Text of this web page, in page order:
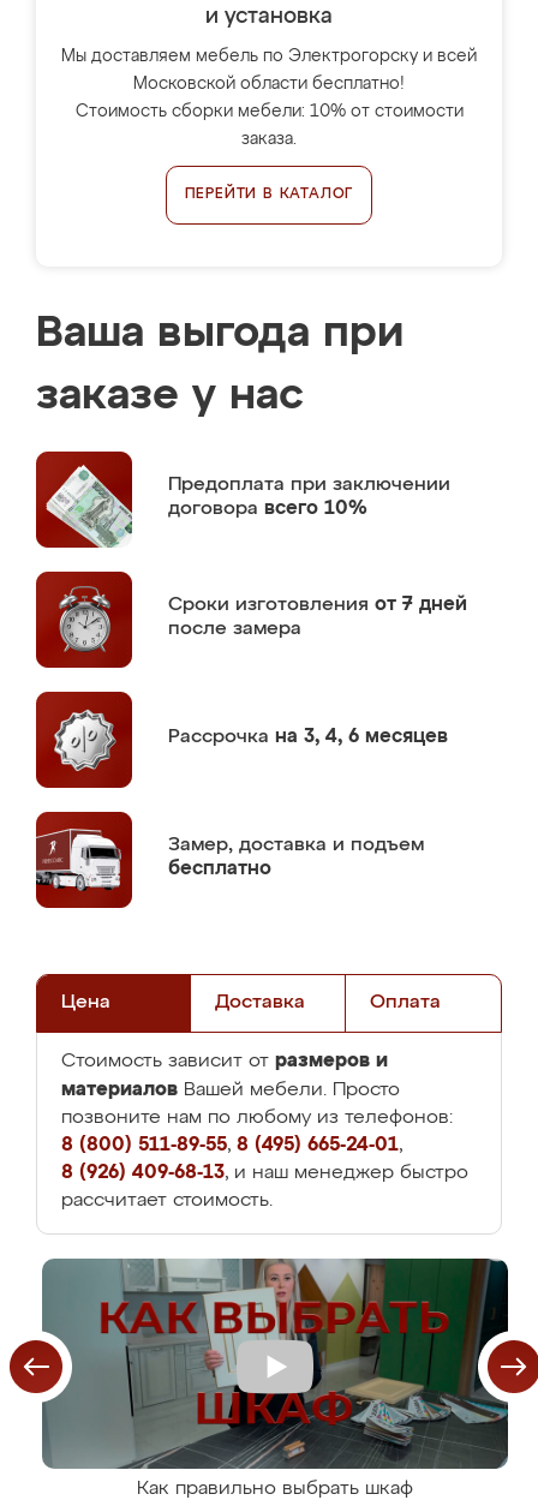
и установка
Мы доставляем мебель по Электрогорску и всей
Московской области бесплатно!
Стоимость сборки мебели: 10% от стоимости
заказа.
ПЕРЕЙТИ В КАТАЛОГ
Ваша выгода при
заказе у нас
Предоплата при заключении
договора всего 10%
Сроки изготовления от 7 дней
после замера
Рассрочка на 3, 4, 6 месяцев
Замер, доставка и подъем
бесплатно
Цена Доставка Оплата
Стоимость зависит от размеров и
материалов Вашей мебели. Просто
позвоните нам по любому из телефонов:
8 (800) 511-89-55, 8 (495) 665-24-01,
8 (926) 409-68-13, и наш менеджер быстро
рассчитает стоимость.
Как правильно выбрать шкаф